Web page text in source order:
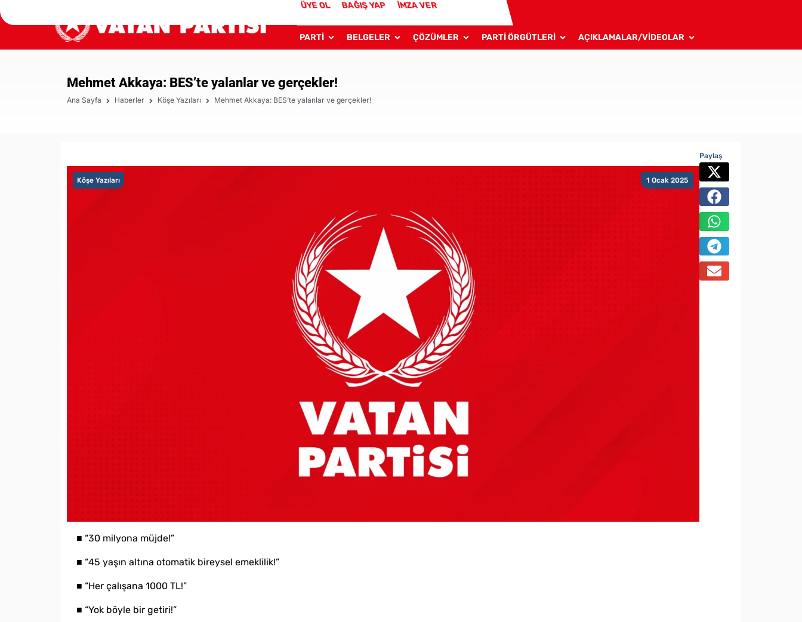
ÜYE OL BAĞIŞ YAP İMZA VER
PARTİ BELGELER ÇÖZÜMLER PARTİ ÖRGÜTLERİ AÇIKLAMALAR/VİDEOLAR
Mehmet Akkaya: BES’te yalanlar ve gerçekler!
Ana Sayfa Haberler Köşe Yazıları Mehmet Akkaya: BES’te yalanlar ve gerçekler!
1 Ocak 2025
Köşe Yazıları
■ “30 milyona müjde!”
■ “45 yaşın altına otomatik bireysel emeklilik!”
■ “Her çalışana 1000 TL!”
■ “Yok böyle bir getiri!”
Paylaş